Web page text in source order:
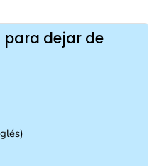
para dejar de